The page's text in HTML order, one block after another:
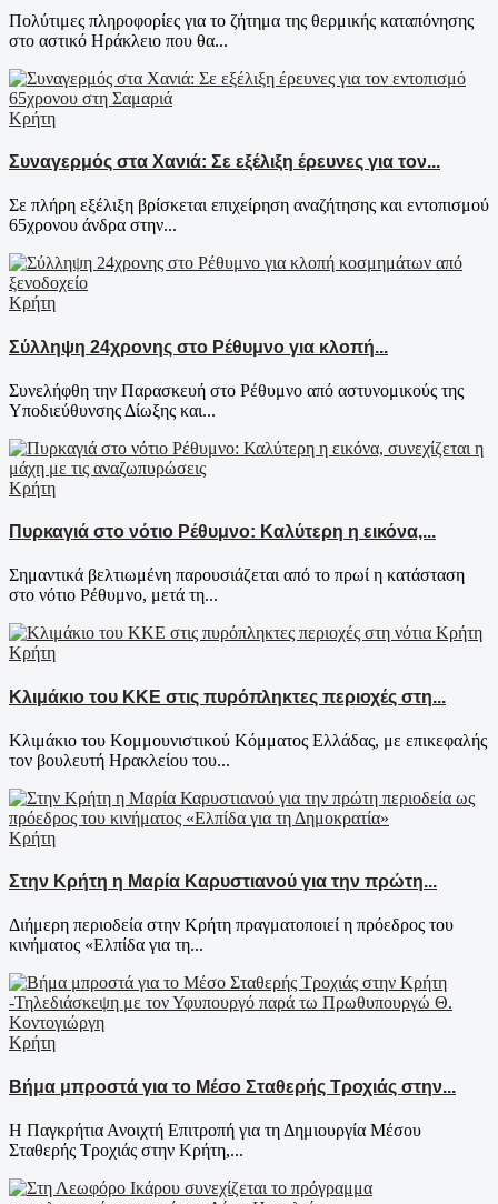
Πολύτιμες πληροφορίες για το ζήτημα της θερμικής καταπόνησης
στο αστικό Ηράκλειο που θα...
Κρήτη
Συναγερμός στα Χανιά: Σε εξέλιξη έρευνες για τον...
Σε πλήρη εξέλιξη βρίσκεται επιχείρηση αναζήτησης και εντοπισμού
65χρονου άνδρα στην...
Κρήτη
Σύλληψη 24χρονης στο Ρέθυμνο για κλοπή...
Συνελήφθη την Παρασκευή στο Ρέθυμνο από αστυνομικούς της
Υποδιεύθυνσης Δίωξης και...
Κρήτη
Πυρκαγιά στο νότιο Ρέθυμνο: Καλύτερη η εικόνα,...
Σημαντικά βελτιωμένη παρουσιάζεται από το πρωί η κατάσταση
στο νότιο Ρέθυμνο, μετά τη...
Κρήτη
Κλιμάκιο του ΚΚΕ στις πυρόπληκτες περιοχές στη...
Κλιμάκιο του Κομμουνιστικού Κόμματος Ελλάδας, με επικεφαλής
τον βουλευτή Ηρακλείου του...
Κρήτη
Στην Κρήτη η Μαρία Καρυστιανού για την πρώτη...
Διήμερη περιοδεία στην Κρήτη πραγματοποιεί η πρόεδρος του
κινήματος «Ελπίδα για τη...
Κρήτη
Βήμα μπροστά για το Μέσο Σταθερής Τροχιάς στην...
Η Παγκρήτια Ανοιχτή Επιτροπή για τη Δημιουργία Μέσου
Σταθερής Τροχιάς στην Κρήτη,...